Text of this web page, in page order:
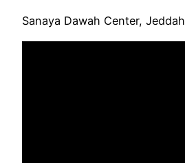
Sanaya Dawah Center, Jeddah